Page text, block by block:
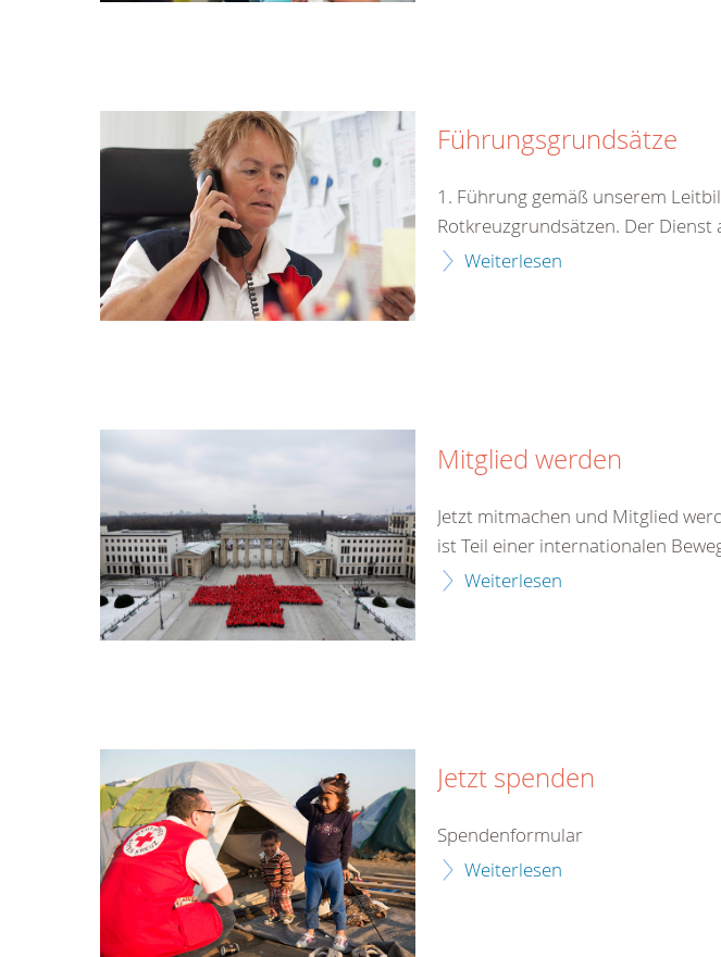
Führungsgrundsätze
1. Führung gemäß unserem
Rotkreuzgrundsätzen. Der
Weiterlesen
Mitglied werden
Jetzt mitmachen und Mitglied
ist Teil einer internationalen
Weiterlesen
Jetzt spenden
Spendenformular
Weiterlesen